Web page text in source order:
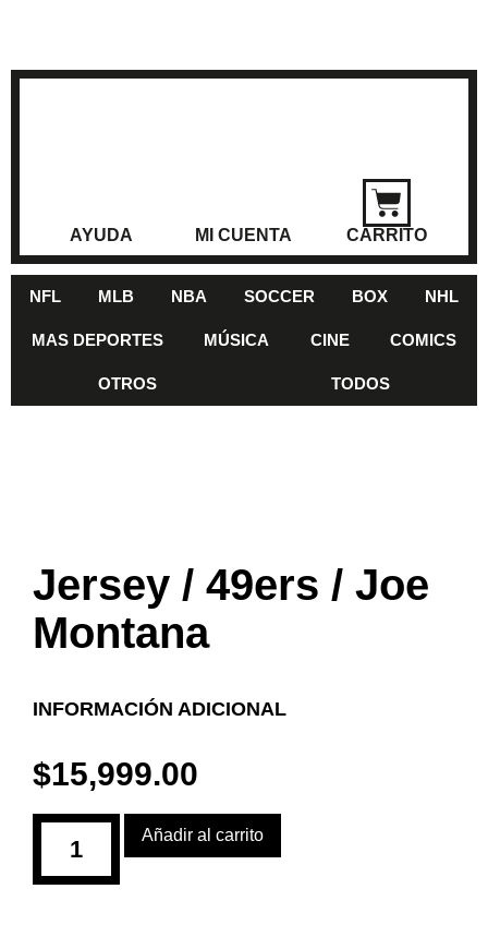
AYUDA MI CUENTA CARRITO
NFL MLB NBA SOCCER BOX NHL
MAS DEPORTES MÚSICA CINE COMICS
OTROS TODOS
Jersey / 49ers / Joe
Montana
INFORMACIÓN ADICIONAL
$15,999.00
Añadir al carrito